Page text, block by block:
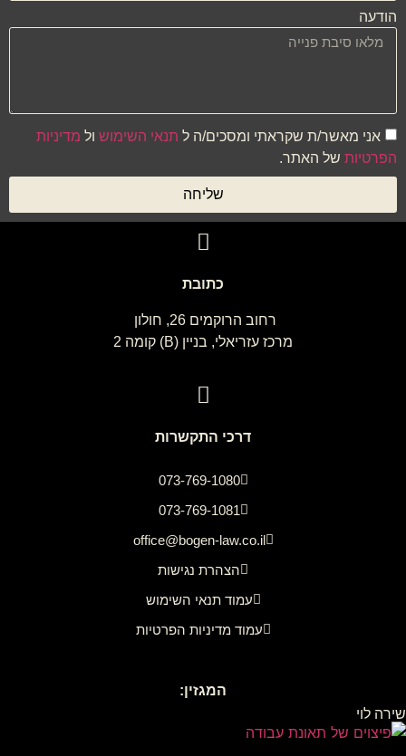
הודעה
אני מאשר/ת שקראתי ומסכים/ה ל תנאי השימוש ול מדיניות
הפרטיות של האתר.
שליחה
כתובת
רחוב הרוקמים 26, חולון
מרכז עזריאלי, בניין (B) קומה 2
דרכי התקשרות
073-769-1080
073-769-1081
office@bogen-law.co.il
הצהרת נגישות
עמוד תנאי השימוש
עמוד מדיניות הפרטיות
המגזין:
שירה לוי